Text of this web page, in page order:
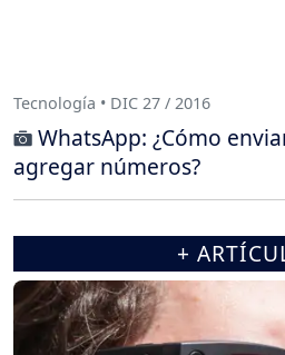
Tecnología • DIC 27 / 2016
WhatsApp: ¿Cómo
agregar números?
+